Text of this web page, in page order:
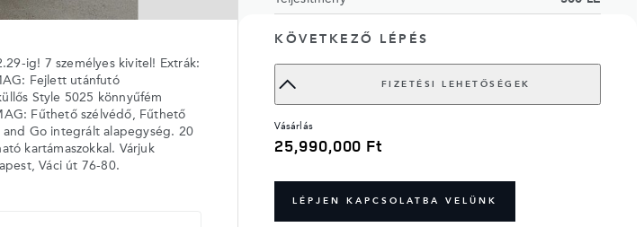
ig! 7 személyes kivitel! Extrák:
Fejlett utánfutó
Style 5025 könnyűfém
Fűthető szélvédő, Fűthető
and Go integrált alapegység. 20
kartámaszokkal. Várjuk
Váci út 76-80.
VIN SALRA2BW0R2497319
Order no.
KÖVETKEZŐ LÉPÉS
FIZETÉSI LEHETŐSÉGEK
vásárlás
25,990,000 Ft
LÉPJEN KAPCSOLATBA VELÜNK